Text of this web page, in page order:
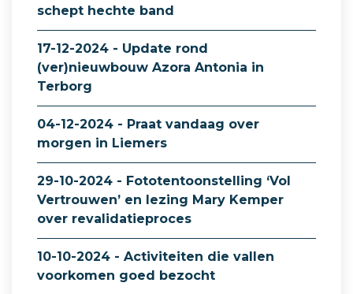
schept hechte band
17-12-2024 - Update rond
(ver)nieuwbouw Azora Antonia in
Terborg
04-12-2024 - Praat vandaag over
morgen in Liemers
29-10-2024 - Fototentoonstelling ‘Vol
Vertrouwen’ en lezing Mary Kemper
over revalidatieproces
10-10-2024 - Activiteiten die vallen
voorkomen goed bezocht